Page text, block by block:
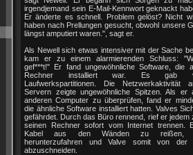
irgendjemand sein E-Mail-Kennwort geknackt
Er änderte es schnell. Problem gelöst? Nicht
haben nach Prellungen gesucht, obwohl unsere
längst amputiert waren.", sagt er.
Als Newell sich etwas intensiver mit der Sache
kam er zu einem alarmierenden Schluss:
gef***t!" Er fand ungewöhnliche Software, die
Rechner installiert war. Es gab
Laufwerkspartitionen. Die Netzwerkaktivität
Servern zeigte ungewöhnliche Spitzen. Als er
anderen Computer zu überprüfen, fand er
die ähnliche Software installiert hatten. Valves
gefährdet. Durch das Büro rennend, rief er jedem
seinen Rechner sofort vom Internet trennen.
Kabel aus den Wänden zu reißen,
herunterzufahren und Valve somit von der
abzuschneiden.